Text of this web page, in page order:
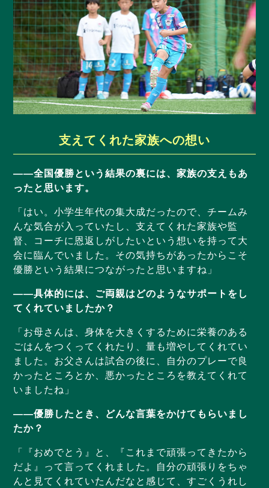
支えてくれた家族への想い
——全国優勝という結果の裏には、家族の支えもあ
ったと思います。
「はい。小学生年代の集大成だったので、チームみ
んな気合が入っていたし、支えてくれた家族や監
督、コーチに恩返しがしたいという想いを持って大
会に臨んでいました。その気持ちがあったからこそ
優勝という結果につながったと思いますね」
——具体的には、ご両親はどのようなサポートをし
てくれていましたか？
「お母さんは、身体を大きくするために栄養のある
ごはんをつくってくれたり、量も増やしてくれてい
ました。お父さんは試合の後に、自分のプレーで良
かったところとか、悪かったところを教えてくれて
いましたね」
——優勝したとき、どんな言葉をかけてもらいまし
たか？
「『おめでとう』と、『これまで頑張ってきたから
だよ』って言ってくれました。自分の頑張りをちゃ
んと見てくれていたんだなと感じて、すごくうれし